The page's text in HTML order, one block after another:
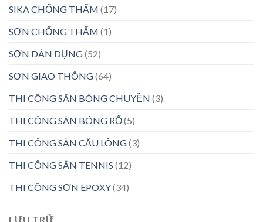
SIKA CHỐNG THẤM (17)
SƠN CHỐNG THẤM (1)
SƠN DÂN DỤNG(52)
SƠN GIAO THÔNG(64)
THI CÔNG SÂN BÓNG CHUYỀN (3)
THI CÔNG SÂN BÓNG RỔ(5)
THI CÔNG SÂN CẦU LÔNG(3)
THI CÔNG SÂN TENNIS (12)
THI CÔNG SƠN EPOXY(34)
LƯU TRỮ